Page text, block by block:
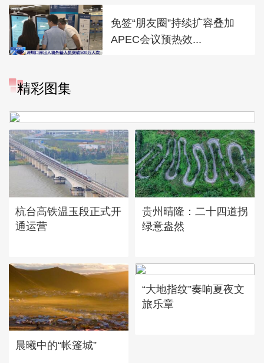
免签“朋友圈”持续扩容叠加
APEC会议预热效...
精彩图集
杭台高铁温玉段正式开
通运营
贵州晴隆：二十四道拐
绿意盎然
晨曦中的“帐篷城”
“大地指纹”奏响夏夜文
旅乐章